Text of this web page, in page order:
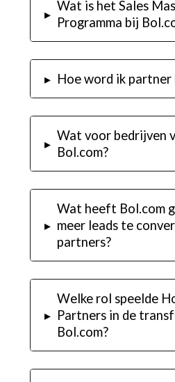
▸
Wat is het Sales
Programma bij
▸ Hoe word ik partner
▸
Wat voor bedrijven
Bol.com?
▸
Wat heeft Bol.com
meer leads te
partners?
▸
Welke rol speelde
Partners in de
Bol.com?